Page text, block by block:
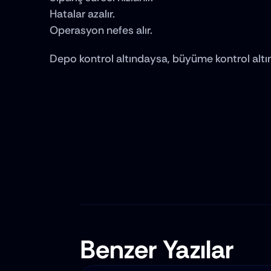
Hatalar azalır.
Operasyon nefes alır.
Depo kontrol altındaysa, büyüme kontrol
Benzer Yazılar